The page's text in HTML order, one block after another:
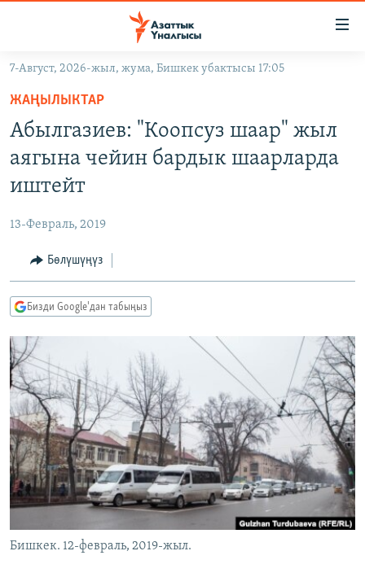
Навигацияга
өтүңүз
Издөөгө
салыңыз
КЫРГЫЗСТАН
МАДАНИЯТ
УКРАИНА
ТВ ПРОГРАММАЛАР
БҮГҮН АЗАТТЫКТА
ДАНИСТЕ
ЭЖЕ-СИҢДИЛЕР
АЗАТТЫК+
ЫҢГАЙСЫЗ СУРООЛОР
ПОДКАСТ
Русский
ОНЛАЙН ШЕРИНЕ
ЭЕ/АРнун бардык сайттары
7-Август, 2026-жыл, жума, Бишкек убактысы 17:05
ЖАҢЫЛЫКТАР
Абылгазиев: "Коопсуз шаар" жыл
аягына чейин бардык шаарларда
иштейт
13-Февраль, 2019
Бөлүшүңүз
Бизди Google'дан табыңыз
Бишкек. 12-февраль, 2019-жыл.